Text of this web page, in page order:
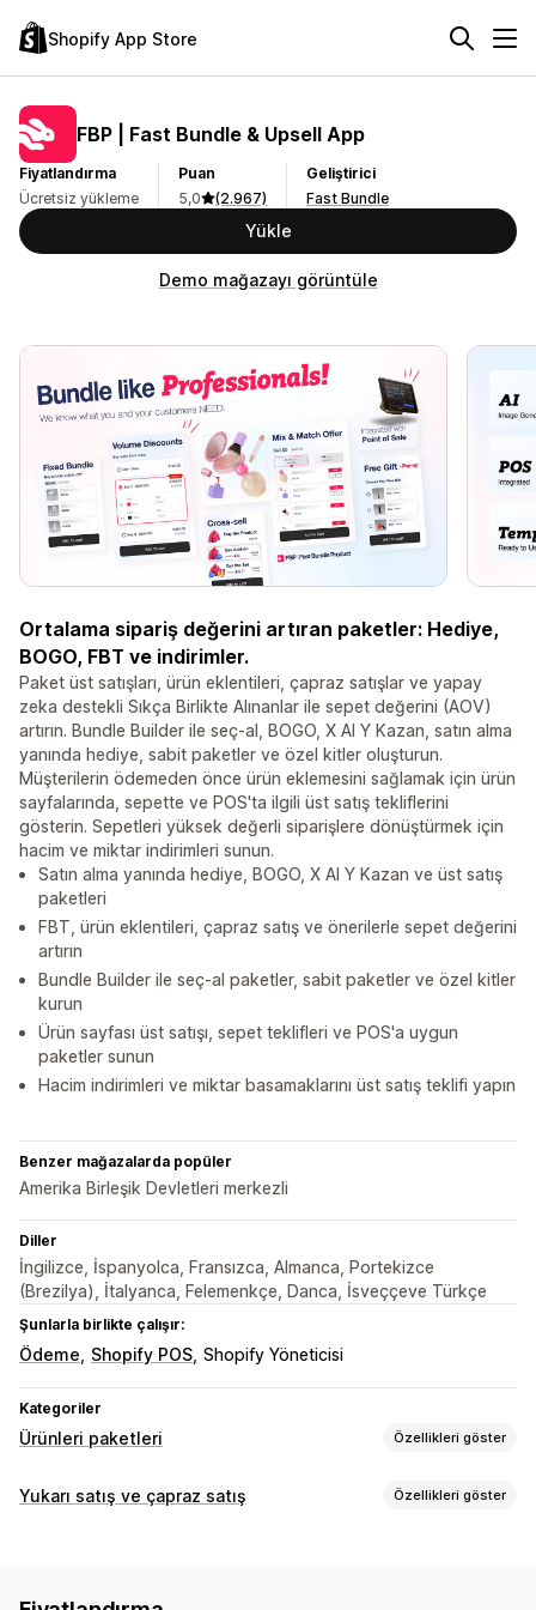
Shopify App Store
FBP | Fast Bundle & Upsell App
Fiyatlandırma
Ücretsiz yükleme
Puan
5,0
(2.967)
Geliştirici
Fast Bundle
Yükle
Demo mağazayı görüntüle
Ortalama sipariş değerini artıran paketler: Hediye,
BOGO, FBT ve indirimler.
Paket üst satışları, ürün eklentileri, çapraz satışlar ve yapay
zeka destekli Sıkça Birlikte Alınanlar ile sepet değerini (AOV)
artırın. Bundle Builder ile seç-al, BOGO, X Al Y Kazan, satın alma
yanında hediye, sabit paketler ve özel kitler oluşturun.
Müşterilerin ödemeden önce ürün eklemesini sağlamak için ürün
sayfalarında, sepette ve POS'ta ilgili üst satış tekliflerini
gösterin. Sepetleri yüksek değerli siparişlere dönüştürmek için
hacim ve miktar indirimleri sunun.
Satın alma yanında hediye, BOGO, X Al Y Kazan ve üst satış
paketleri
FBT, ürün eklentileri, çapraz satış ve önerilerle sepet değerini
artırın
Bundle Builder ile seç-al paketler, sabit paketler ve özel kitler
kurun
Ürün sayfası üst satışı, sepet teklifleri ve POS'a uygun
paketler sunun
Hacim indirimleri ve miktar basamaklarını üst satış teklifi yapın
Benzer mağazalarda popüler
Amerika Birleşik Devletleri merkezli
Diller
İngilizce, İspanyolca, Fransızca, Almanca, Portekizce
(Brezilya), İtalyanca, Felemenkçe, Danca, İsveççeve Türkçe
Şunlarla birlikte çalışır:
Ödeme Shopify POS Shopify Yöneticisi
Kategoriler
Ürünleri paketleri Özellikleri göster
Paket türleri
Yukarı satış ve çapraz satış Özellikleri göster